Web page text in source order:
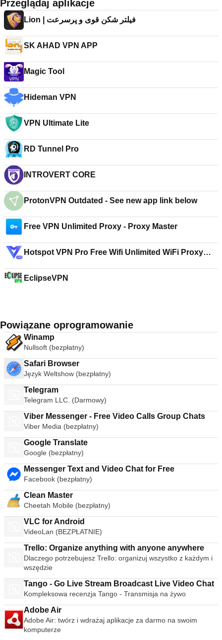
Przeglądaj aplikacje
Lion | فیلتر شکن قوی و پرسرعت
SK AHAD VPN APP
Magic Tool
Hideman VPN
VPN Ultimate Lite
RD Tunnel Pro
INTROVERT CORE
ProtonVPN Outdated - See new app link below
Free VPN Unlimited Proxy - Proxy Master
Hotspot VPN Pro Free Wifi Unlimited WiFi Proxy
EclipseVPN
Powiązane oprogramowanie
Winamp
Nullsoft (bezpłatny)
Safari Browser
Język Weltshow (bezpłatny)
Telegram
Telegram LLC. (Darmowy)
Viber Messenger - Free Video Calls Group Chats
Viber Media (bezpłatny)
Google Translate
Google (bezpłatny)
Messenger Text and Video Chat for Free
Facebook (bezpłatny)
Clean Master
Cheetah Mobile (bezpłatny)
VLC for Android
VideoLan (BEZPŁATNIE)
Trello: Organize anything with anyone anywhere
Dlaczego potrzebujesz Trello: organizuj wszystko z każdym i
wszędzie
Tango - Go Live Stream Broadcast Live Video Chat
Kompleksowa recenzja Tango - Transmisja na żywo
Adobe Air
Adobe Air: twórz i wdrażaj aplikacje za darmo na swoim
komputerze